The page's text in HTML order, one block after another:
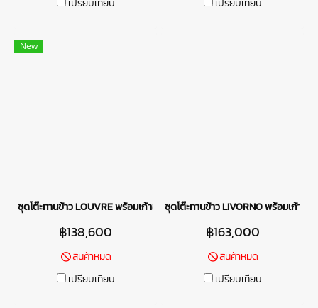
เปรียบเทียบ
เปรียบเทียบ
New
ชุดโต๊ะทานข้าว LOUVRE พร้อมเก้าอี้ ACCOR
฿138,600
สินค้าหมด
เปรียบเทียบ
ชุดโต๊ะทานข้าว LIVORNO พร้อมเก้าอี้
฿163,000
สินค้าหมด
เปรียบเทียบ